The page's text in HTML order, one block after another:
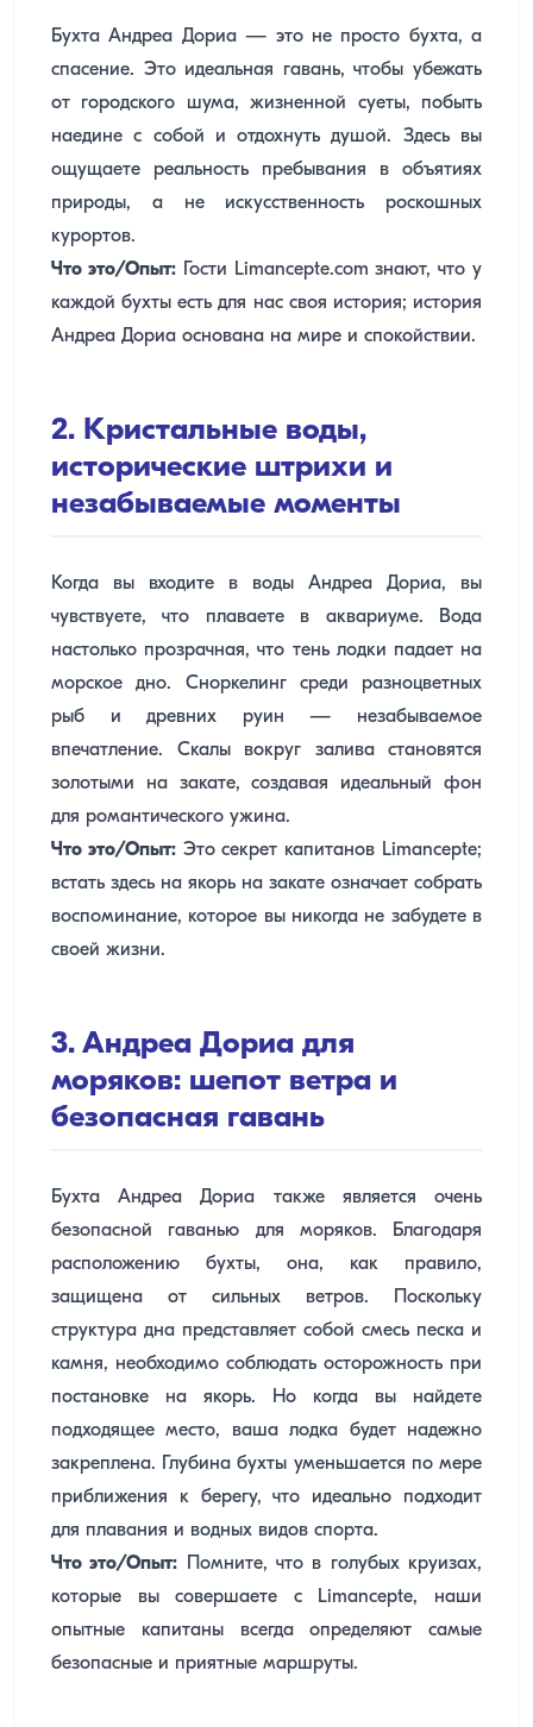
Бухта Андреа Дориа — это не просто бухта, а
спасение. Это идеальная гавань, чтобы убежать
от городского шума, жизненной суеты, побыть
наедине с собой и отдохнуть душой. Здесь вы
ощущаете реальность пребывания в объятиях
природы, а не искусственность роскошных
курортов.
Что это/Опыт:Гости Limancepte.com знают, что у
каждой бухты есть для нас своя история; история
Андреа Дориа основана на мире и спокойствии.
2. Кристальные воды,
исторические штрихи и
незабываемые моменты
Когда вы входите в воды Андреа Дориа, вы
чувствуете, что плаваете в аквариуме. Вода
настолько прозрачная, что тень лодки падает на
морское дно. Сноркелинг среди разноцветных
рыб и древних руин — незабываемое
впечатление. Скалы вокруг залива становятся
золотыми на закате, создавая идеальный фон
для романтического ужина.
Что это/Опыт:Это секрет капитанов Limancepte;
встать здесь на якорь на закате означает собрать
воспоминание, которое вы никогда не забудете в
своей жизни.
3. Андреа Дориа для
моряков: шепот ветра и
безопасная гавань
Бухта Андреа Дориа также является очень
безопасной гаванью для моряков. Благодаря
расположению бухты, она, как правило,
защищена от сильных ветров. Поскольку
структура дна представляет собой смесь песка и
камня, необходимо соблюдать осторожность при
постановке на якорь. Но когда вы найдете
подходящее место, ваша лодка будет надежно
закреплена. Глубина бухты уменьшается по мере
приближения к берегу, что идеально подходит
для плавания и водных видов спорта.
Что это/Опыт: Помните, что в голубых круизах,
которые вы совершаете с Limancepte, наши
опытные капитаны всегда определяют самые
безопасные и приятные маршруты.